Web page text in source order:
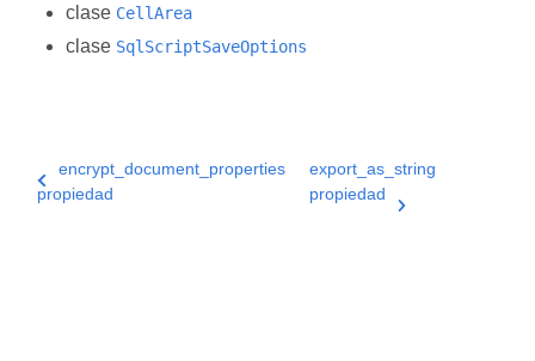
clase CellArea
clase SqlScriptSaveOptions
encrypt_document_properties
propiedad
export_as_string
propiedad